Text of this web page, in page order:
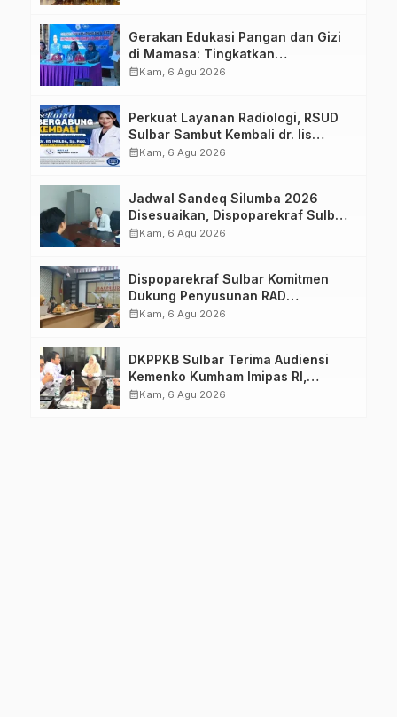
Gerakan Edukasi Pangan dan Gizi
di Mamasa: Tingkatkan
Pengetahuan dan Keterampilan
calendar_monthKam, 6 Agu 2026
Perkuat Layanan Radiologi, RSUD
Sulbar Sambut Kembali dr. Iis
Imelda, Sp.Rad
calendar_monthKam, 6 Agu 2026
Jadwal Sandeq Silumba 2026
Disesuaikan, Dispoparekraf Sulbar
Pastikan Persiapan Tetap
calendar_monthKam, 6 Agu 2026
Dispoparekraf Sulbar Komitmen
Dukung Penyusunan RAD
TPB/SDGs Sulawesi Barat
calendar_monthKam, 6 Agu 2026
DKPPKB Sulbar Terima Audiensi
Kemenko Kumham Imipas RI,
Perkuat Pelayanan Kesehatan bagi
calendar_monthKam, 6 Agu 2026